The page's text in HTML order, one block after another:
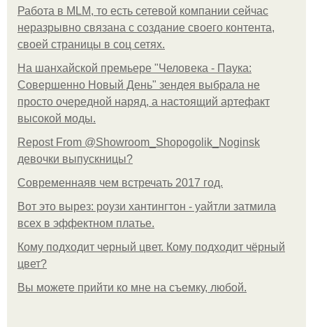
Работа в MLM, то есть сетевой компании сейчас
неразрывно связана с создание своего контента,
своей страницы в соц сетях.
На шанхайской премьере "Человека - Паука:
Совершенно Новый День" зендея выбрала не
просто очередной наряд, а настоящий артефакт
высокой моды.
Repost From @Showroom_Shopogolik_Noginsk
девочки выпускницы?
Современнаяв чем встречать 2017 год.
Вот это вырез: роузи хантингтон - уайтли затмила
всех в эффектном платьe.
Кому подходит черный цвет. Кому подходит чёрный
цвет?
Вы можете прийти ко мне на съемку, любой.